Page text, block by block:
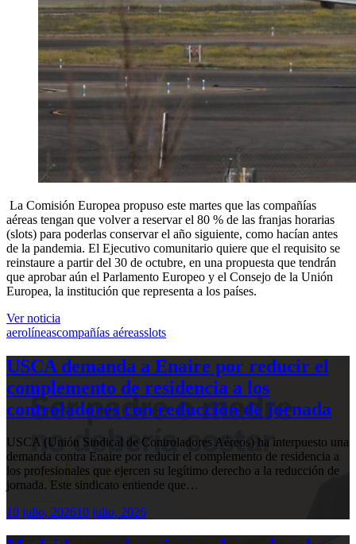
La Comisión Europea propuso este martes que las compañías
aéreas tengan que volver a reservar el 80 % de las franjas horarias
(slots) para poderlas conservar el año siguiente, como hacían antes
de la pandemia. El Ejecutivo comunitario quiere que el requisito se
reinstaure a partir del 30 de octubre, en una propuesta que tendrán
que aprobar aún el Parlamento Europeo y el Consejo de la Unión
Europea, la institución que representa a los países.
Ver noticia
aerolíneascompañías aéreasslots
USCA demanda a Enaire por reducir el
complemento de residencia a los
controladores con reducción de jornada
USCA (Unión Sindical de Controladores Aéreos) ha interpuesto una
demanda contra Enaire por reducir el complemento de residencia a
los profesionales que ejercen su legítimo derecho a la reducción de
jornada. Este sindicato entiende que…
10 julio, 202610 julio, 2026